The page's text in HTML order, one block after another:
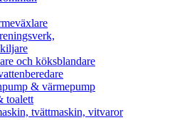
och köksblandare
& värmepump
toalett
tvättmaskin, vitvaror